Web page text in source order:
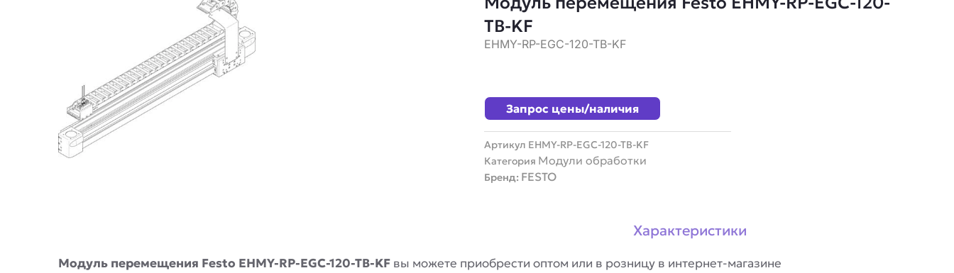
TB-KF
EHMY-RP-EGC-120-TB-KF
Запрос цены/наличия
Артикул EHMY-RP-EGC-120-TB-KF
Категория Модули обработки
Бренд: FESTO
Характеристики
Модуль перемещения Festo EHMY-RP-EGC-120-TB-KF вы можете приобрести оптом или в розницу в интернет-магазине